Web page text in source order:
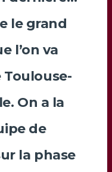
le grand
l’on va
On a la
de
la phase